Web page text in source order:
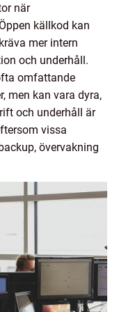
när
källkod kan
mer intern
och underhåll.
omfattande
men kan vara dyra,
och underhåll är
vissa
övervakning